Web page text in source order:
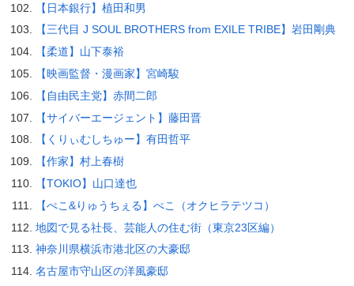
【日本銀行】植田和男
【三代目 J SOUL BROTHERS from EXILE TRIBE】岩田剛典
【柔道】山下泰裕
【映画監督・漫画家】宮崎駿
【自由民主党】赤間二郎
【サイバーエージェント】藤田晋
【くりぃむしちゅー】有田哲平
【作家】村上春樹
【TOKIO】山口達也
【ぺこ&りゅうちぇる】ぺこ（オクヒラテツコ）
地図で見る社長、芸能人の住む街（東京23区編）
神奈川県横浜市港北区の大豪邸
名古屋市守山区の洋風豪邸